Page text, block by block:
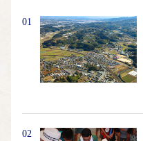
01
02